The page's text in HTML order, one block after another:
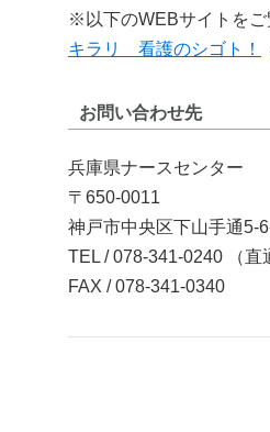
※以下のWEBサイトをご
キラリ 看護のシゴト！
お問い合わせ先
兵庫県ナースセンター
〒650-0011
神戸市中央区下山手通
TEL / 078-341-0240 （直
FAX / 078-341-0340